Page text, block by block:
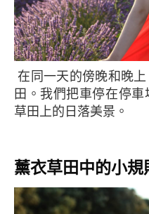
在同一天的傍晚和晚上，我們再次開車返回薰衣草
田。我們把車停在停
草田上的日落美景。
薰衣草田中的小規